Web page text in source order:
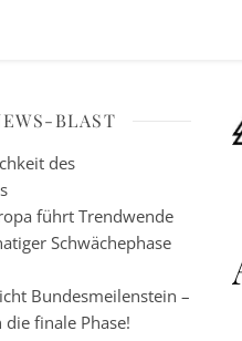
BLAST
des
führt Trendwende
Schwächephase
Bundesmeilenstein –
finale Phase!